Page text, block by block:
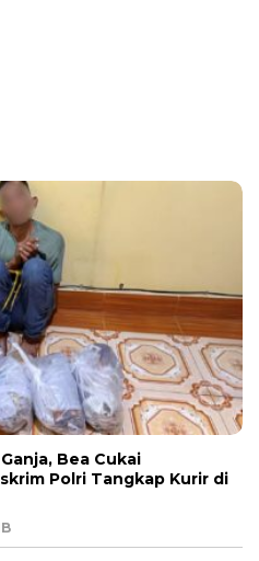
Bea Cukai
Polri Tangkap Kurir di